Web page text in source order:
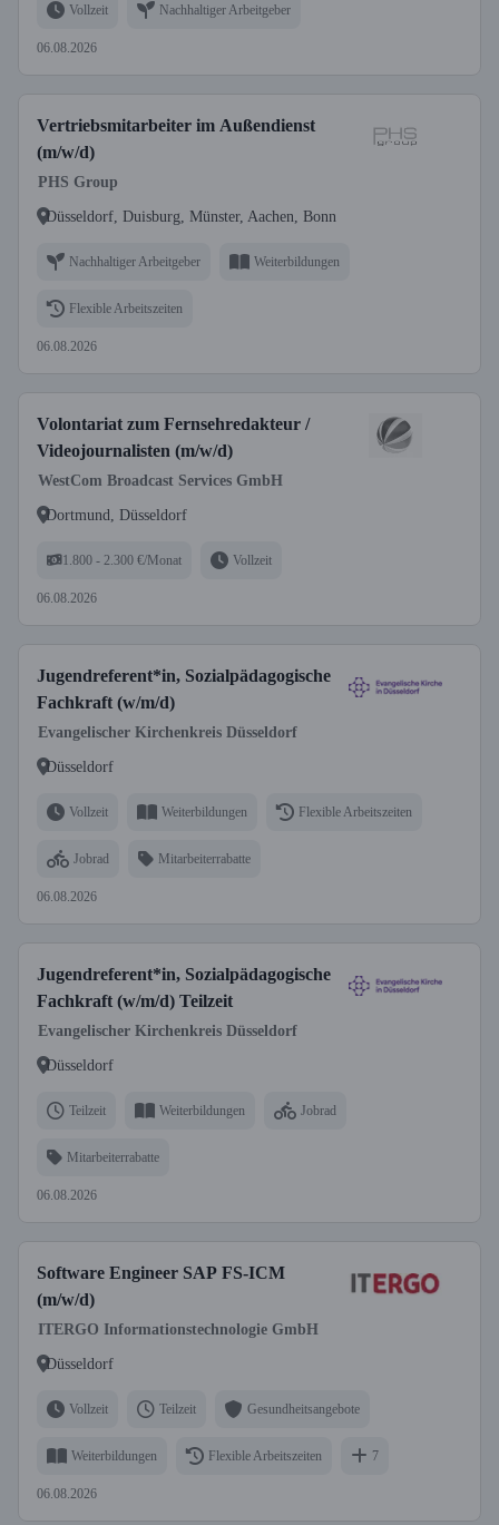
Vollzeit Nachhaltiger Arbeitgeber
06.08.2026
Vertriebsmitarbeiter im Außendienst
(m/w/d)
PHS Group
Düsseldorf, Duisburg, Münster, Aachen, Bonn
Nachhaltiger Arbeitgeber Weiterbildungen
Flexible Arbeitszeiten
06.08.2026
Volontariat zum Fernsehredakteur /
Videojournalisten (m/w/d)
WestCom Broadcast Services GmbH
Dortmund, Düsseldorf
1.800 - 2.300 €/Monat Vollzeit
06.08.2026
Jugendreferent*in, Sozialpädagogische
Fachkraft (w/m/d)
Evangelischer Kirchenkreis Düsseldorf
Düsseldorf
Vollzeit Weiterbildungen Flexible Arbeitszeiten
Jobrad Mitarbeiterrabatte
06.08.2026
Jugendreferent*in, Sozialpädagogische
Fachkraft (w/m/d) Teilzeit
Evangelischer Kirchenkreis Düsseldorf
Düsseldorf
Teilzeit Weiterbildungen Jobrad
Mitarbeiterrabatte
06.08.2026
Software Engineer SAP FS-ICM
(m/w/d)
ITERGO Informationstechnologie GmbH
Düsseldorf
Vollzeit Teilzeit Gesundheitsangebote
Weiterbildungen Flexible Arbeitszeiten 7
06.08.2026